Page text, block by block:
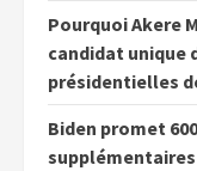
Pourquoi Akere
candidat unique
présidentielles
Biden promet